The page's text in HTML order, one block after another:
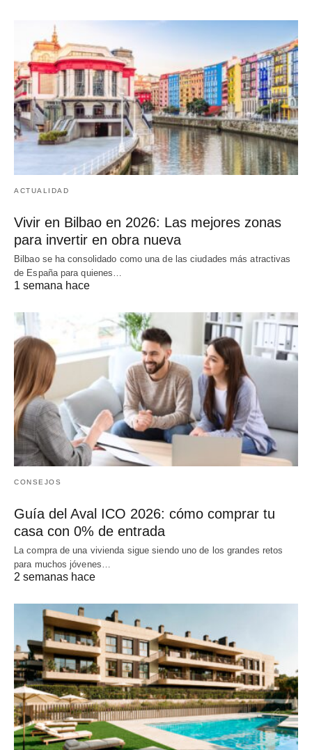
ACTUALIDAD
Vivir en Bilbao en 2026: Las mejores zonas
para invertir en obra nueva
Bilbao se ha consolidado como una de las ciudades más atractivas
de España para quienes…
1 semana hace
CONSEJOS
Guía del Aval ICO 2026: cómo comprar tu
casa con 0% de entrada
La compra de una vivienda sigue siendo uno de los grandes retos
para muchos jóvenes…
2 semanas hace